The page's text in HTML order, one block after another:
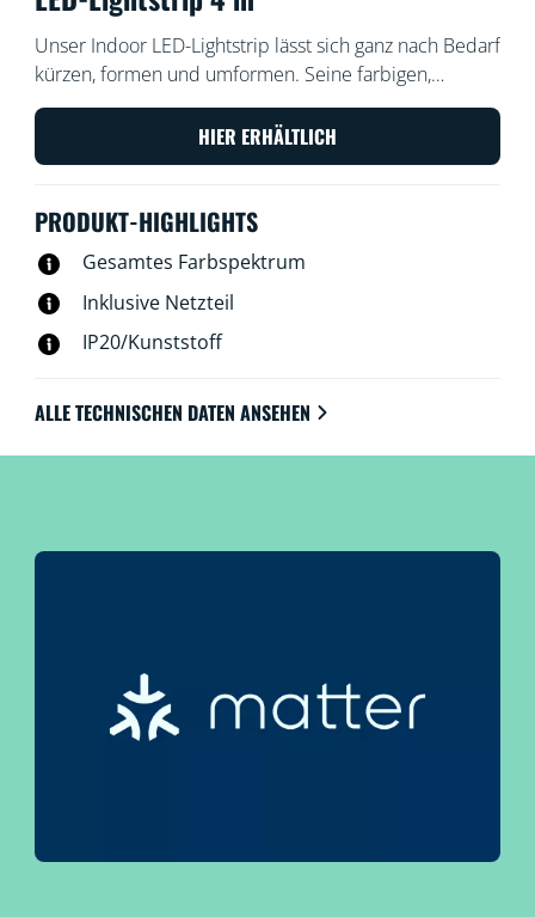
Unser Indoor LED-Lightstrip lässt sich ganz nach Bedarf
kürzen, formen und umformen. Seine farbigen,
dynamischen Lichtmodi verschönern den Raum unter
Schränken oder hinter Möbeln. Sein Ambientelicht
schafft die perfekte Stimmung, um richtig zu
HIER ERHÄLTLICH
PRODUKT-HIGHLIGHTS
Gesamtes Farbspektrum
Inklusive Netzteil
IP20/Kunststoff
ALLE TECHNISCHEN DATEN ANSEHEN